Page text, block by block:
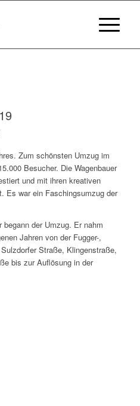
Zum schönsten Umzug im
Besucher. Die Wagenbauer
und mit ihren kreativen
Es war ein Faschingsumzug der
der Umzug. Er nahm
Jahren von der Fugger-,
Straße, Klingenstraße,
bis zur Auflösung in der